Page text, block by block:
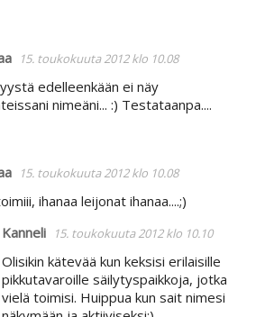
15. toukokuuta 2012 klo 10.08
edelleenkään ei näy
nimeäni... :) Testataanpa....
15. toukokuuta 2012 klo 10.08
ihanaa leijonat ihanaa....;)
Kanneli 15. toukokuuta 2012 klo 10.10
Olisikin kätevää kun keksisi erilaisille
pikkutavaroille säilytyspaikkoja, jotka
vielä toimisi. Huippua kun sait nimesi